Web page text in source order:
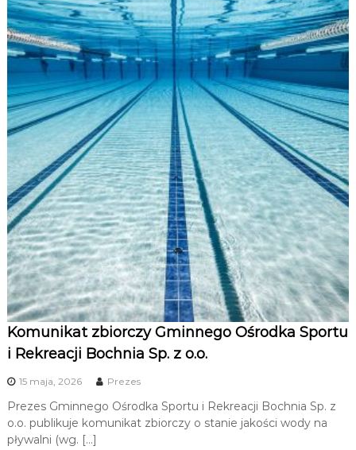
Komunikat zbiorczy Gminnego Ośrodka Sportu
i Rekreacji Bochnia Sp. z o.o.
15 maja, 2026 Prezes
Prezes Gminnego Ośrodka Sportu i Rekreacji Bochnia Sp. z
o.o. publikuje komunikat zbiorczy o stanie jakości wody na
pływalni (wg. […]